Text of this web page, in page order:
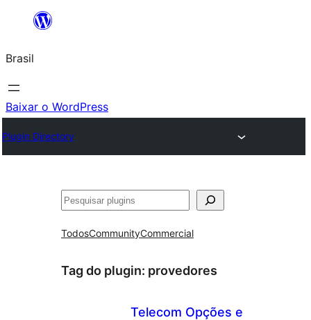
o
conteúdo
Brasil
Baixar o WordPress
Plugin Directory
Pesquisar
TodosCommunityCommercial
Tag do plugin: provedores
Telecom Opções e